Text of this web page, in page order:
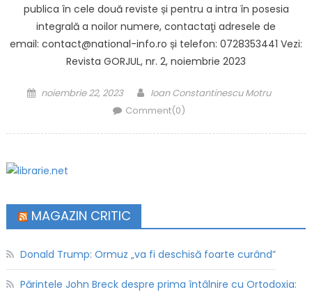
publica în cele două reviste și pentru a intra în posesia
integrală a noilor numere, contactaţi adresele de
email: contact@national-info.ro și telefon: 0728353441 Vezi:
Revista GORJUL, nr. 2, noiembrie 2023
Posted on
noiembrie 22, 2023 Author
Ioan Constantinescu Motru
Comment(0)
MAGAZIN CRITIC
Donald Trump: Ormuz „va fi deschisă foarte curând”
Părintele John Breck despre prima întâlnire cu Ortodoxia: